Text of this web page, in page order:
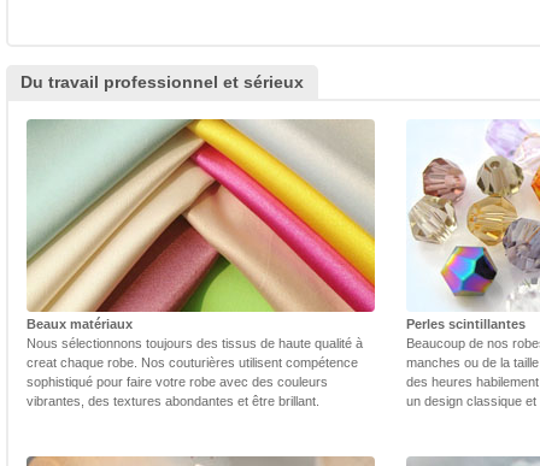
Du travail professionnel et sérieux
Beaux matériaux
Nous sélectionnons toujours des tissus de haute qualité à
creat chaque robe. Nos couturières utilisent compétence
sophistiqué pour faire votre robe avec des couleurs
vibrantes, des textures abondantes et être brillant.
Perles scintillantes
Beaucoup de nos
manches ou de la
des heures
un design classique